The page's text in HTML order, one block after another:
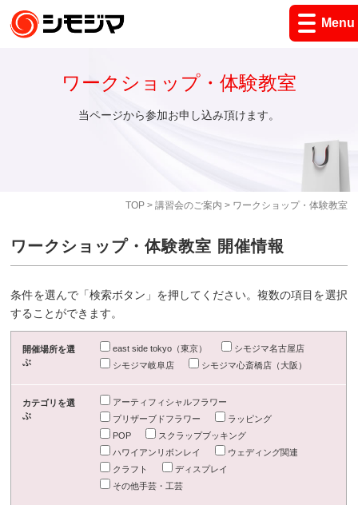
Menu
TOP> 講習会のご案内 > ワークショップ・体験教室
ワークショップ・体験教室
当ページから参加お申し込み頂けます。
ワークショップ・体験教室 開催情報
条件を選んで「検索ボタン」を押してください。複数の項目を選択
することができます。
開催場所を選
ぶ
east side tokyo（東京）
シモジマ名古屋店
シモジマ岐阜店
シモジマ心斎橋店（大阪）
カテゴリを選
ぶ
アーティフィシャルフラワー
プリザーブドフラワー
ラッピング
POP
スクラップブッキング
ハワイアンリボンレイ
ウェディング関連
クラフト
ディスプレイ
その他手芸・工芸